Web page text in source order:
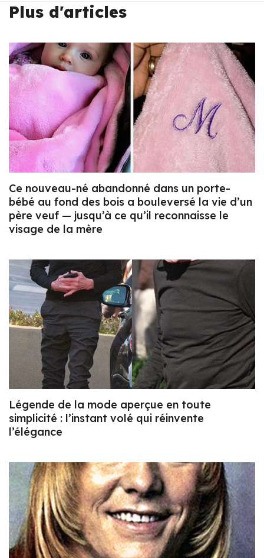
Plus d'articles
Ce nouveau-né abandonné dans un porte-
bébé au fond des bois a bouleversé la vie d’un
père veuf — jusqu’à ce qu’il reconnaisse le
visage de la mère
Légende de la mode aperçue en toute
simplicité : l’instant volé qui réinvente
l’élégance